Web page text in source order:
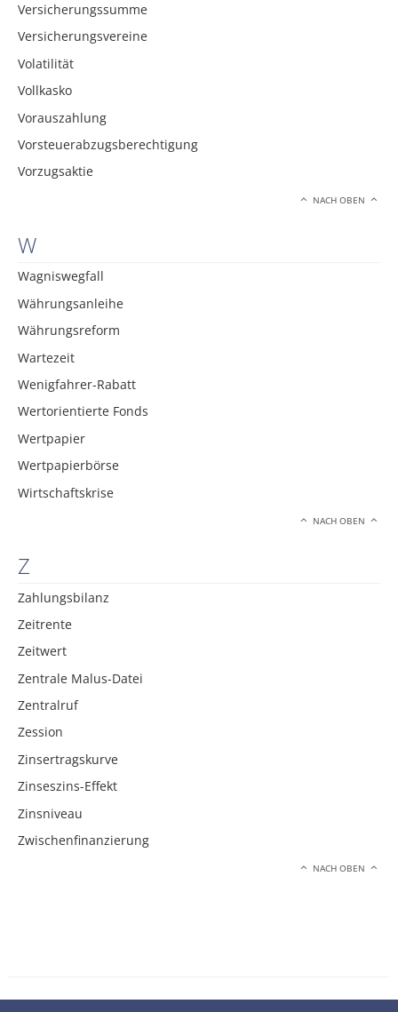
Versicherungssumme
Versicherungsvereine
Volatilität
Vollkasko
Vorauszahlung
Vorsteuerabzugsberechtigung
Vorzugsaktie
NACH OBEN
W
Wagniswegfall
Währungsanleihe
Währungsreform
Wartezeit
Wenigfahrer-Rabatt
Wertorientierte Fonds
Wertpapier
Wertpapierbörse
Wirtschaftskrise
NACH OBEN
Z
Zahlungsbilanz
Zeitrente
Zeitwert
Zentrale Malus-Datei
Zentralruf
Zession
Zinsertragskurve
Zinseszins-Effekt
Zinsniveau
Zwischenfinanzierung
NACH OBEN